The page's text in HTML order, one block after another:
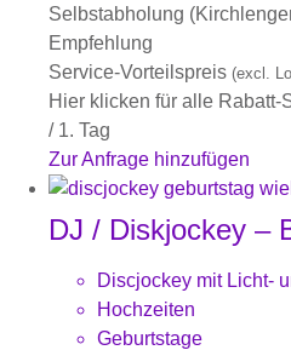
Selbstabholung
Empfehlung
Service-Vorteilspreis (excl.
Hier klicken für alle Rabatt-
/ 1. Tag
Zur Anfrage hinzufügen
DJ / Diskjockey –
Discjockey mit Licht-
Hochzeiten
Geburtstage